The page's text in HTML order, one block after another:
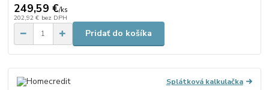
249,59 €/ks
202,92 € bez DPH
Pridať do košíka
Splátková kalkulačka